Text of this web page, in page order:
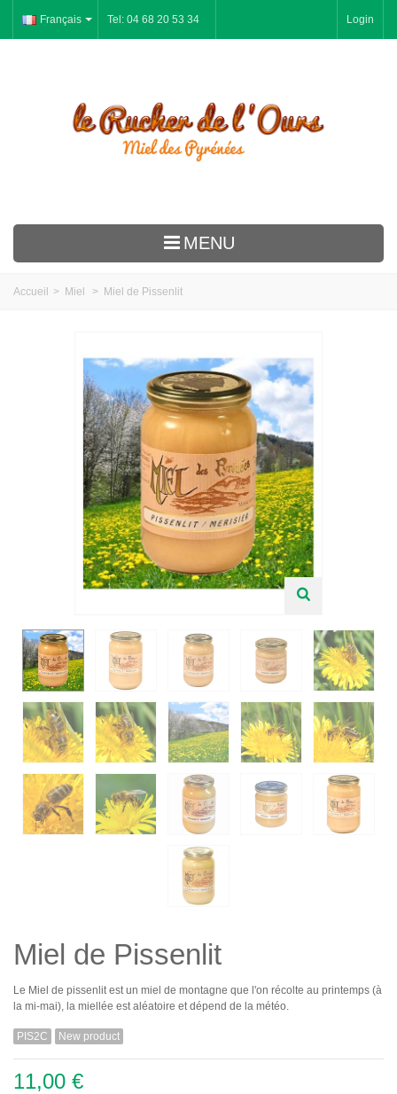
Français Tel: 04 68 20 53 34 Login
MENU
Gelée Royale Pollen Propolis
Douceurs et Coffrets Cadeaux
Miel et Apiculture
Accueil > Miel > Miel de Pissenlit
Miel de Pissenlit
Le Miel de pissenlit est un miel de montagne que l'on récolte au printemps (à
la mi-mai), la miellée est aléatoire et dépend de la météo.
PIS2C New product
11,00 €